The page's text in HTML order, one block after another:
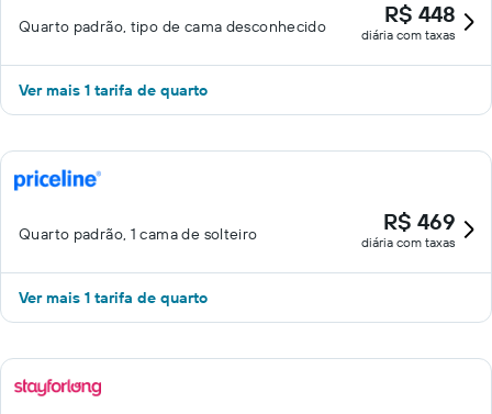
Quarto padrão, tipo de cama desconhecido R$ 448
diária com taxas
Ver mais 1 tarifa de quarto
Quarto padrão, 1 cama de solteiro R$ 469
diária com taxas
Ver mais 1 tarifa de quarto